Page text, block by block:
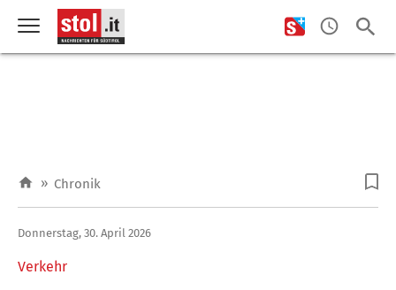
» Chronik
Verkehr
Donnerstag, 30. April 2026